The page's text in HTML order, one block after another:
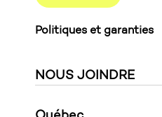
Politiques et garanties
NOUS JOINDRE